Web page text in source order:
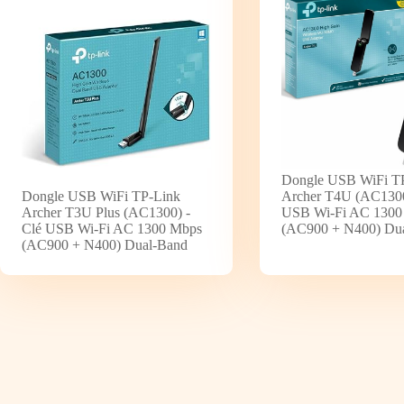
Dongle USB WiFi TP-Link
Archer T3U Plus (AC1300) -
Clé USB Wi-Fi AC 1300 Mbps
(AC900 + N400) Dual-Band
Dongle USB WiFi
Archer T4U
USB Wi-Fi AC
(AC900 + N400)